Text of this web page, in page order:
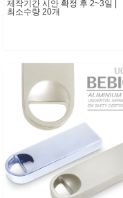
제작기간 시안 확정 후 2~3일 |
최소수량 20개